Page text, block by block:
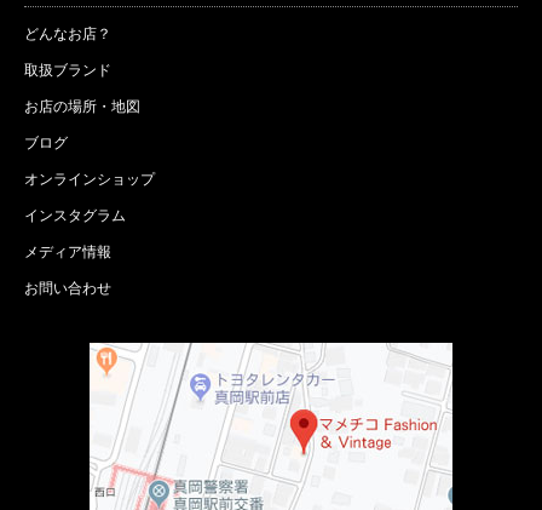
どんなお店？
取扱ブランド
お店の場所・地図
ブログ
オンラインショップ
インスタグラム
メディア情報
お問い合わせ